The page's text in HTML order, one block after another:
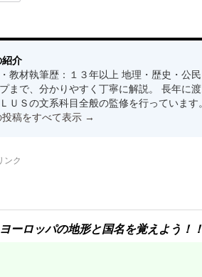
紹介
教材執筆歴：１３年以上 地理・歴史・公
まで、分かりやすく丁寧に解説。 長年に
ＵＳの文系科目全般の監修を行っています。
稿をすべて表示 →
ンク
ーロッパの地形と国名を覚えよう！！